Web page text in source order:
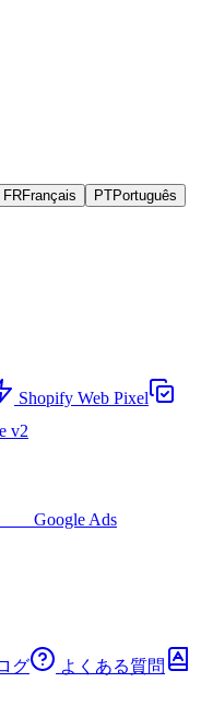
FRFrançais PTPortuguês
Shopify Web Pixel
v2
Google Ads
グ
よくある質問